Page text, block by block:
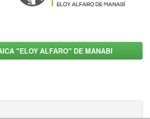
"ELOY ALFARO" DE MANABI